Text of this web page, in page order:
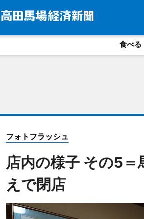
食べる
フォトフラッシュ
店内の様子 その5
えで閉店